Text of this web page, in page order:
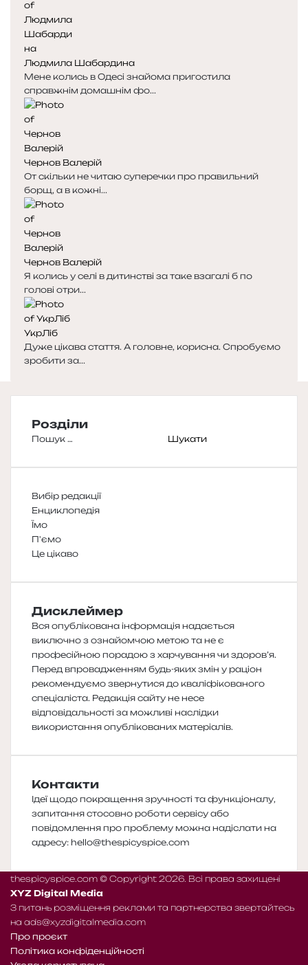
р
і
н
к
а
р
і
н
к
аЛюдмила Шабардина
Мене колись в Одесі знайома пригостила
справжнім домашнім фо...
Чернов Валерій
От скільки не читаю суперечки про правильний
борщ, а в кожні...
Чернов Валерій
Я колись у селі в дитинстві за таке взагалі б по
голові отри...
УкрЛіб
Дуже цікава стаття. А головне, корисна. Спробуємо
зробити за...
Розділи
Пошук:
Вибір редакції
Енциклопедія
Їмо
П'ємо
Це цікаво
Дисклеймер
Вся опублікована інформація надається
виключно з ознайомчою метою та не є
професійною порадою з харчування чи здоров’я.
Перед впровадженням будь-яких змін у раціон
рекомендуємо звернутися до кваліфікованого
спеціаліста. Редакція сайту не несе
відповідальності за можливі наслідки
використання опублікованих матеріалів.
Контакти
Ідеї щодо покращення зручності та функціоналу,
запитання стосовно роботи сервісу або
повідомлення про проблему можна надіслати на
адресу: hello@thespicyspice.com
thespicyspice.com © Copyright 2026. Всі права захищені
XYZ Digital Media
З питань розміщення реклами та партнерства звертайтесь
на ads@xyzdigitalmedia.com
Про проєкт
Політика конфіденційності